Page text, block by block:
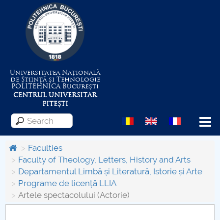
Universitatea Națională
de Știință și Tehnologie
POLITEHNICABucurești
CENTRUL UNIVERSITAR
PITEȘTI
Menu
About the University
Centrul de Management al Proiectelor
Faculties
Faculty of Theology, Letters, History and Arts
Departamentul Limbă și Literatură, Istorie și Arte
Programe de licență LLIA
Artele spectacolului (Actorie)